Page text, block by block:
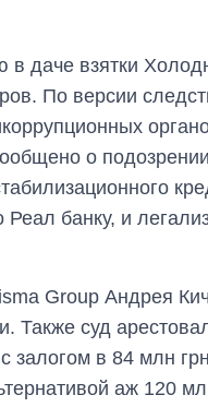
в даче взятки
По версии
о подозрении
банку, и
Group Андрея
Также суд
залогом в 84 млн
аж 120